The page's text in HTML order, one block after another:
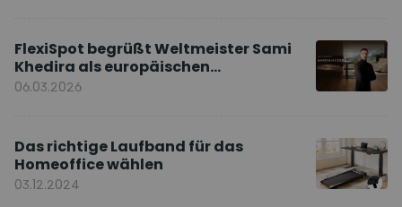
FlexiSpot begrüßt Weltmeister Sami
Khedira als europäischen
Markenbotschafter
06.03.2026
Das richtige Laufband für das
Homeoffice wählen
03.12.2024